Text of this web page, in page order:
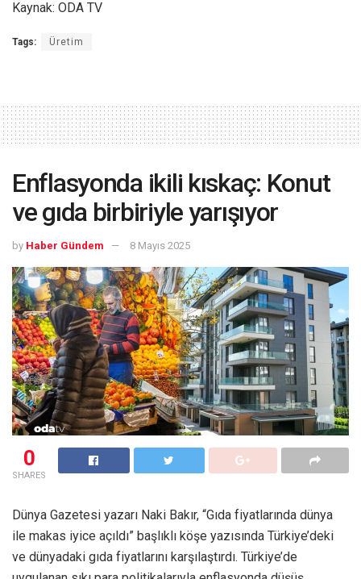
Kaynak: ODA TV
Tags: Üretim
Enflasyonda ikili kıskaç: Konut
ve gıda birbiriyle yarışıyor
by Haber Gündem 8 Mayıs 2025
0
SHARES
Dünya Gazetesi yazarı Naki Bakır, “Gıda fiyatlarında dünya
ile makas iyice açıldı” başlıklı köşe yazısında Türkiye’deki
ve dünyadaki gıda fiyatlarını karşılaştırdı. Türkiye’de